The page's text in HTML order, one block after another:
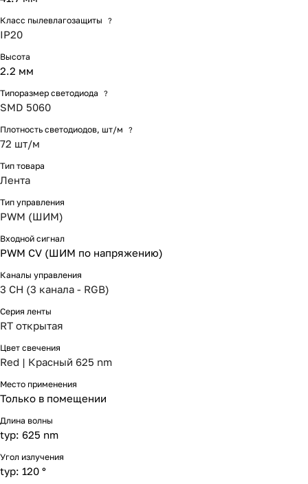
Класс пылевлагозащиты ?
IP20
Высота
2.2 мм
Типоразмер светодиода ?
SMD 5060
Плотность светодиодов, шт/м ?
72 шт/м
Тип товара
Лента
Тип управления
PWM (ШИМ)
Входной сигнал
PWM СV (ШИМ по напряжению)
Каналы управления
3 CH (3 канала - RGB)
Серия ленты
RT открытая
Цвет свечения
Red | Красный 625 nm
Место применения
Только в помещении
Длина волны
typ: 625 nm
Угол излучения
typ: 120 °